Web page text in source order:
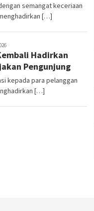
semangat keceriaan
[…]
Hadirkan
Pengunjung
kepada para pelanggan
[…]